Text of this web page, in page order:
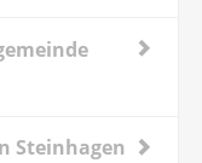
Steinhagen